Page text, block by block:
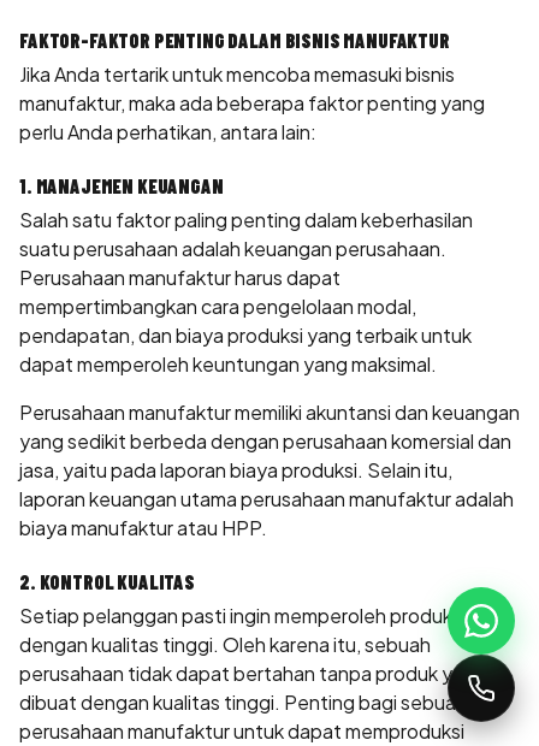
FAKTOR-FAKTOR PENTING DALAM BISNIS MANUFAKTUR
Jika Anda tertarik untuk mencoba memasuki bisnis
manufaktur, maka ada beberapa faktor penting yang
perlu Anda perhatikan, antara lain:
1. MANAJEMEN KEUANGAN
Salah satu faktor paling penting dalam keberhasilan
suatu perusahaan adalah keuangan perusahaan.
Perusahaan manufaktur harus dapat
mempertimbangkan cara pengelolaan modal,
pendapatan, dan biaya produksi yang terbaik untuk
dapat memperoleh keuntungan yang maksimal.
Perusahaan manufaktur memiliki akuntansi dan keuangan
yang sedikit berbeda dengan perusahaan komersial dan
jasa, yaitu pada laporan biaya produksi. Selain itu,
laporan keuangan utama perusahaan manufaktur adalah
biaya manufaktur atau HPP.
2. KONTROL KUALITAS
Setiap pelanggan pasti ingin memperoleh produk
dengan kualitas tinggi. Oleh karena itu, sebuah
perusahaan tidak dapat bertahan tanpa produk yang
dibuat dengan kualitas tinggi. Penting bagi sebuah
perusahaan manufaktur untuk dapat memproduksi